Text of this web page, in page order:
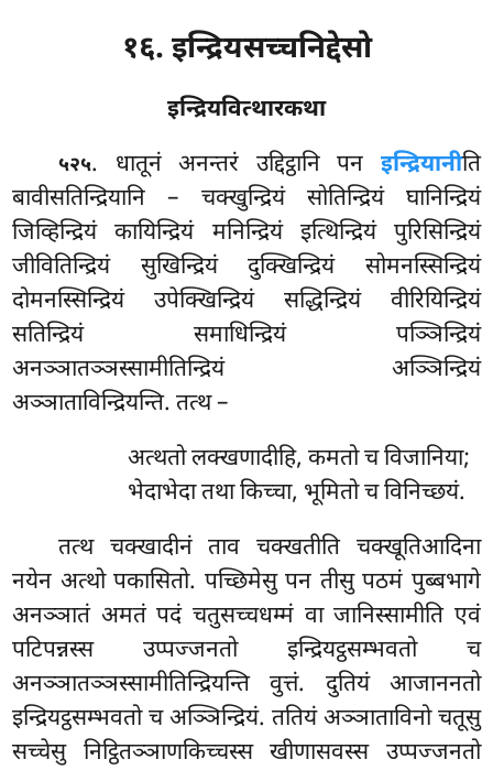
१६. इन्द्रियसच्चनिद्देसो
इन्द्रियवित्थारकथा
५२५. धातूनंअनन्तरं उद्दिट्ठानि पन इन्द्रियानीति
बावीसतिन्द्रियानि – चक्खुन्द्रियं सोतिन्द्रियं घानिन्द्रियं
जिव्हिन्द्रियं कायिन्द्रियं मनिन्द्रियं इत्थिन्द्रियं पुरिसिन्द्रियं
जीवितिन्द्रियं सुखिन्द्रियं दुक्खिन्द्रियं सोमनस्सिन्द्रियं
दोमनस्सिन्द्रियं उपेक्खिन्द्रियं सद्धिन्द्रियं वीरियिन्द्रियं
सतिन्द्रियं समाधिन्द्रियं पञ्ञिन्द्रियं
अनञ्ञातञ्ञस्सामीतिन्द्रियं अञ्ञिन्द्रियं
अञ्ञाताविन्द्रियन्ति. तत्थ –
अत्थतो लक्खणादीहि, कमतो च विजानिया;
भेदाभेदा तथा किच्चा, भूमितो च विनिच्छयं.
तत्थ चक्खादीनं ताव चक्खतीति चक्खूतिआदिना
नयेन अत्थो पकासितो. पच्छिमेसु पन तीसु पठमं पुब्बभागे
अनञ्ञातं अमतं पदं चतुसच्चधम्मं वा जानिस्सामीति एवं
पटिपन्नस्स उप्पज्जनतो इन्द्रियट्ठसम्भवतो च
अनञ्ञातञ्ञस्सामीतिन्द्रियन्ति वुत्तं. दुतियं आजाननतो
इन्द्रियट्ठसम्भवतो च अञ्ञिन्द्रियं. ततियं अञ्ञाताविनो चतूसु
सच्चेसु निट्ठितञ्ञाणकिच्चस्स खीणासवस्स उप्पज्जनतो